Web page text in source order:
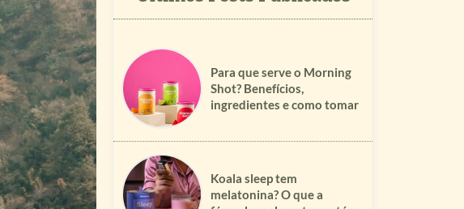
Para que serve o Morning
Shot? Benefícios,
ingredientes e como tomar
Koala sleep tem
melatonina? O que a